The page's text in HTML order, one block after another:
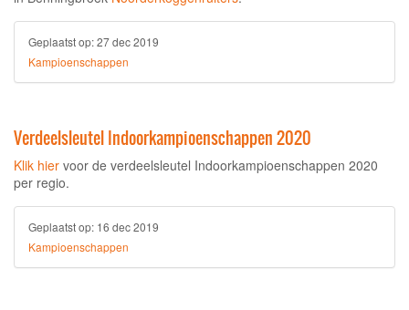
Geplaatst op:27 dec 2019
Kampioenschappen
Verdeelsleutel Indoorkampioenschappen 2020
Klik hier voor de verdeelsleutel Indoorkampioenschappen 2020
per regio.
Geplaatst op: 16 dec 2019
Kampioenschappen